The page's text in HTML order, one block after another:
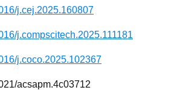
j.cej.2025.160807
j.compscitech.2025.111181
j.coco.2025.102367
acsapm.4c03712